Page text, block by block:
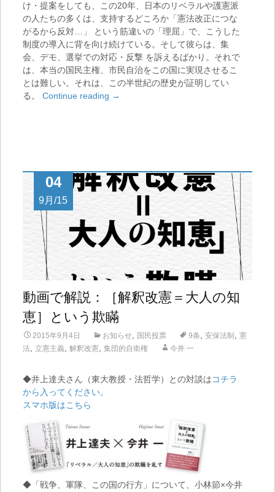
け・提案をしても、この20年、日本のリベラルや護憲派
の人たちの多くは、支持するどころか「憲法改正につな
がるから反対…」 という筋違いの「理屈」で、こうした
制度の導入に背を向け続けている。そして彼らは、集
会、デモ、選挙での対応・反撃 を訴えるばかり。それで
は、本当の国民主権、市民自治をこの国に実現させるこ
とは難しい。それは、この半世紀の歴史が証明してい
る。 Continue reading →
04
9月/15
動画で解説：［解釈改憲＝大人の知
恵］という欺瞞
2015年9月4日 お知らせ 国民投票 9条 安保法制
憲
法
立憲主義 解釈改憲, 集団的自衛権 今井 一
◆井上達夫さん（東大教授・法哲学）との対談はコチラ
から入ってください。
スマホ版はこちら
◆「戦争、軍隊、この国の行方」について、小林節×今井